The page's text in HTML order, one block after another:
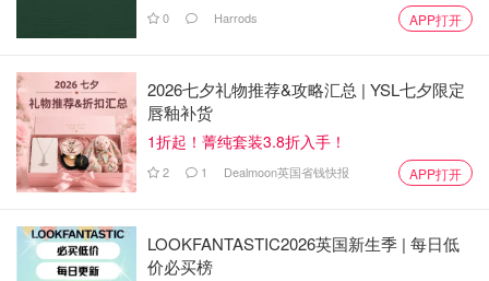
0 Harrods APP打开
2026七夕礼物推荐&攻略汇总 | YSL七夕限定
唇釉补货
1折起！菁纯套装3.8折入手！
2 1 Dealmoon英国省钱快报 APP打开
LOOKFANTASTIC2026英国新生季 | 每日低
价必买榜